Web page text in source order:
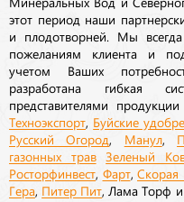
Минеральных Вод и
этот период наши
и плодотворней. Мы
пожеланиям клиента и
учетом Ваших
разработана гибкая
представителями
Техноэкспорт Буйские
Русский Огород Манул,
газонных трав Зеленый
Росторфинвест Фарт, Скорая
Гера Питер Пит , Лама Торф и